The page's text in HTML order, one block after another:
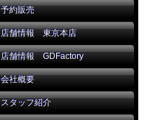
予約販売
店舗情報 東京本店
店舗情報 GDFactory
会社概要
スタッフ紹介